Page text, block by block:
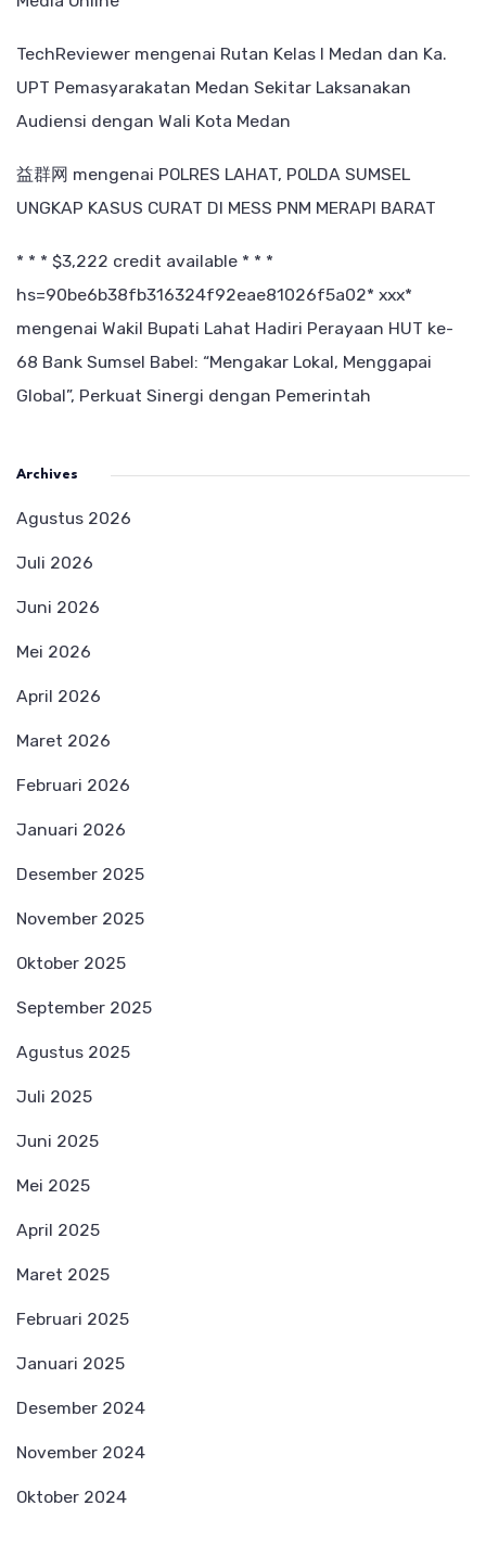
TechReviewer mengenai Rutan Kelas I Medan dan Ka.
UPT Pemasyarakatan Medan Sekitar Laksanakan
Audiensi dengan Wali Kota Medan
益群网 mengenai POLRES LAHAT, POLDA SUMSEL
UNGKAP KASUS CURAT DI MESS PNM MERAPI BARAT
* * * $3,222 credit available * * *
hs=90be6b38fb316324f92eae81026f5a02* ххх*
mengenai Wakil Bupati Lahat Hadiri Perayaan HUT ke-
68 Bank Sumsel Babel: “Mengakar Lokal, Menggapai
Global”, Perkuat Sinergi dengan Pemerintah
Archives
Agustus 2026
Juli 2026
Juni 2026
Mei 2026
April 2026
Maret 2026
Februari 2026
Januari 2026
Desember 2025
November 2025
Oktober 2025
September 2025
Agustus 2025
Juli 2025
Juni 2025
Mei 2025
April 2025
Maret 2025
Februari 2025
Januari 2025
Desember 2024
November 2024
Oktober 2024